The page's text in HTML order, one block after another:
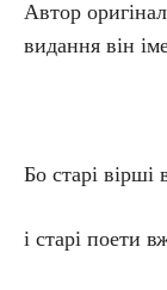
Автор
видання він
Бо старі
і старі поети